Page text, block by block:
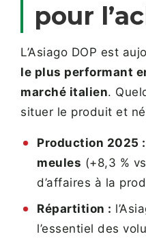
pour
L’Asiago DOP est
le plus performant
marché italien.
situer le produit et
Production 2025 :
meules (+8,3 %
d’affaires à la
Répartition :
l’essentiel des